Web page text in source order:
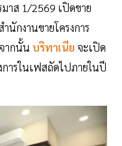
มาส 1/2569 เปิดขาย
นักงานขายโครงการ
ากนั้น บริทาเนีย จะเปิด
ารในเฟสถัดไปภายในปี